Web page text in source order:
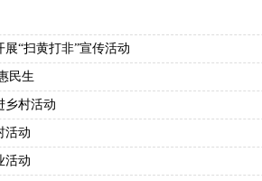
“扫黄打非”宣传活动
民生
乡村活动
活动
活动